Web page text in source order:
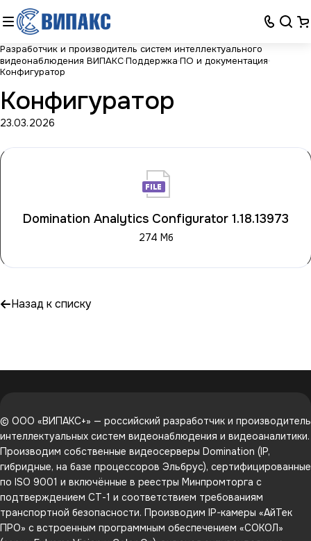
Разработчик и производитель систем интеллектуального
видеонаблюдения ВИПАКСПоддержка ПО и документация
Конфигуратор
Конфигуратор
23.03.2026
Domination Analytics Configurator 1.18.13973
274 Мб
Назад к списку
© ООО «ВИПАКС+» — российский разработчик и производитель
интеллектуальных систем видеонаблюдения и видеоаналитики.
Производим собственные видеосерверы Domination (IP,
гибридные, на базе процессоров Эльбрус), сертифицированные
по ISO 9001 и включённые в реестры Минпромторга с
подтверждением СТ-1 и соответствием требованиям
транспортной безопасности. Производим IP-камеры «АйТек
ПРО» с встроенным программным обеспечением «СОКОЛ»